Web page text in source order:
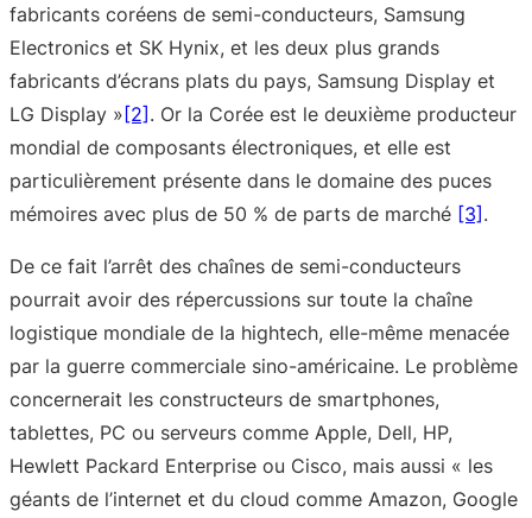
fabricants coréens de semi-conducteurs, Samsung
Electronics et SK Hynix, et les deux plus grands
fabricants d’écrans plats du pays, Samsung Display et
LG Display »[2]. Or la Corée est le deuxième producteur
mondial de composants électroniques, et elle est
particulièrement présente dans le domaine des puces
mémoires avec plus de 50 % de parts de marché [3].
De ce fait l’arrêt des chaînes de semi-conducteurs
pourrait avoir des répercussions sur toute la chaîne
logistique mondiale de la hightech, elle-même menacée
par la guerre commerciale sino-américaine. Le problème
concernerait les constructeurs de smartphones,
tablettes, PC ou serveurs comme Apple, Dell, HP,
Hewlett Packard Enterprise ou Cisco, mais aussi « les
géants de l’internet et du cloud comme Amazon, Google